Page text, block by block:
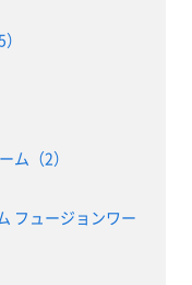
ム（2）
フュージョンワー